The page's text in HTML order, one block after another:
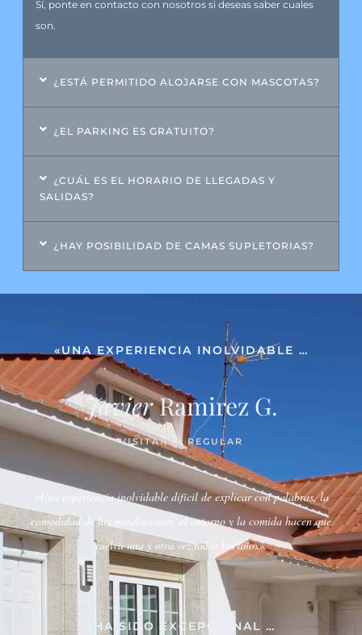
Sí, ponte en contacto con nosotros si deseas saber cuales
son.
¿ESTÁ PERMITIDO ALOJARSE CON MASCOTAS?
¿EL PARKING ES GRATUITO?
¿CUÁL ES EL HORARIO DE LLEGADAS Y
SALIDAS?
¿HAY POSIBILIDAD DE CAMAS SUPLETORIAS?
«UNA EXPERIENCIA INOLVIDABLE …
JavierRamirez G.
VISITANTE REGULAR
«Una experiencia inolvidable difícil de explicar con palabras, la
comodidad de las instalaciones, el entorno y la comida hacen que
vuelva una y otra vez todos los años».
«HA SIDO EXCEPCIONAL …